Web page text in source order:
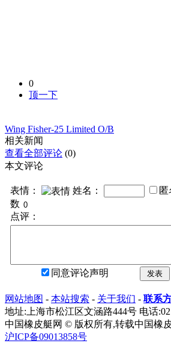
0
顶一下
Wing Fisher-25 Limited O/B
相关新闻
查看全部评论 (0)
本文评论
表情： 姓名： 匿
数
点评：
同意评论声明 发表
网站地图 - 本站搜索 - 关于我们 - 联系
地址:上海市松江区文涵路444号 电话
中国橡皮艇网 © 版权所有,转载中国橡
沪ICP备09013858号